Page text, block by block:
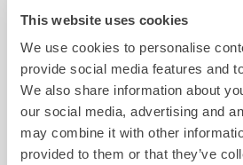
This website uses cookies
We use cookies to personalise
provide social media features and
We also share information about
our social media, advertising and
may combine it with other
provided to them or that they’ve
Maak kennis met de nieuwe
Impact Marketplace. Via een
inzicht in beschikbare inventory
filters op formaat, categorie,
snel inzicht krijgen in het netwerk
selectie exporteren om meteen